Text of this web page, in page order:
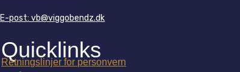
E-post: vb@viggobendz.dk
Quicklinks
Retningslinjer for personvern